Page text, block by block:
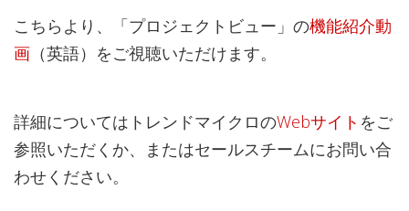
こちらより、「プロジェクトビュー」の機能紹介動
画 （英語）をご視聴いただけます。
詳細についてはトレンドマイクロのWebサイト をご
参照いただくか、またはセールスチームにお問い合
わせください。